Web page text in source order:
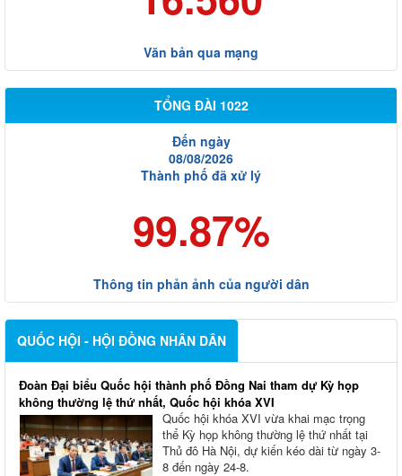
Văn bản qua mạng
TỔNG ĐÀI 1022
Đến ngày
08/08/2026
Thành phố đã xử lý
99.87%
Thông tin phản ảnh của người dân
QUỐC HỘI - HỘI ĐỒNG NHÂN DÂN
Đoàn Đại biểu Quốc hội thành phố Đồng Nai tham dự Kỳ họp
không thường lệ thứ nhất, Quốc hội khóa XVI
Quốc hội khóa XVI vừa khai mạc trọng
thể Kỳ họp không thường lệ thứ nhất tại
Thủ đô Hà Nội, dự kiến kéo dài từ ngày 3-
8 đến ngày 24-8.